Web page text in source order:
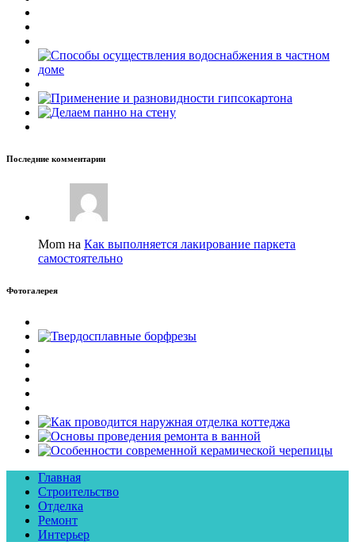
Последние комментарии
Mom на Как выполняется лакирование паркета
самостоятельно
Фотогалерея
Главная
Строительство
Отделка
Ремонт
Интерьер